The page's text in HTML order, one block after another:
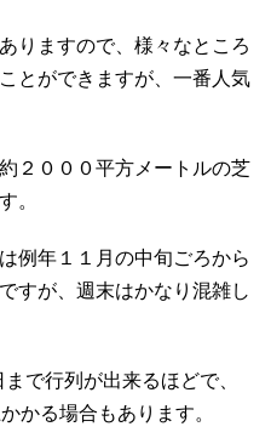
りますので、様々なところ
とができますが、一番人気
２０００平方メートルの芝
。
例年１１月の中旬ごろから
すが、週末はかなり混雑し
で行列が出来るほどで、
かる場合もあります。